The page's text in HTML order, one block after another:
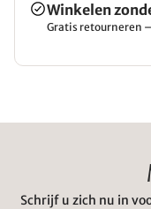
Winkelen
Gratis retourneren
Schrijf u zich nu in